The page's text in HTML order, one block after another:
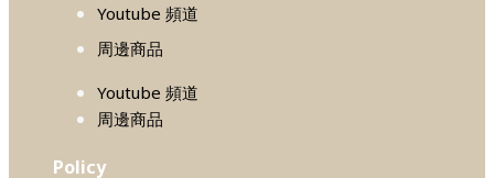
Youtube 頻道
周邊商品
Youtube 頻道
周邊商品
Policy